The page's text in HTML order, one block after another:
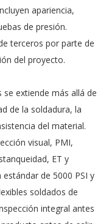
apariencia,
de presión.
terceros por parte de
del proyecto.
se extiende más allá de
de la soldadura, la
del material.
visual, PMI,
ET y
de 5000 PSI y
soldados de
integral antes